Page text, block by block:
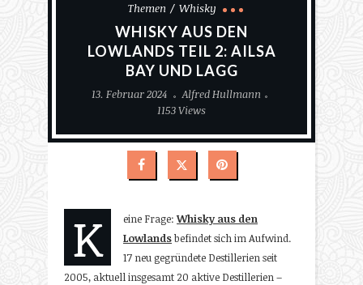
Themen
Whisky
WHISKY AUS DEN
LOWLANDS TEIL 2: AILSA
BAY UND LAGG
13. Februar 2024
Alfred Hullmann
1153 Views
K eine Frage: Whisky aus den
Lowlandsbefindet sich im Aufwind.
17 neu gegründete Destillerien seit
2005, aktuell insgesamt 20 aktive Destillerien –